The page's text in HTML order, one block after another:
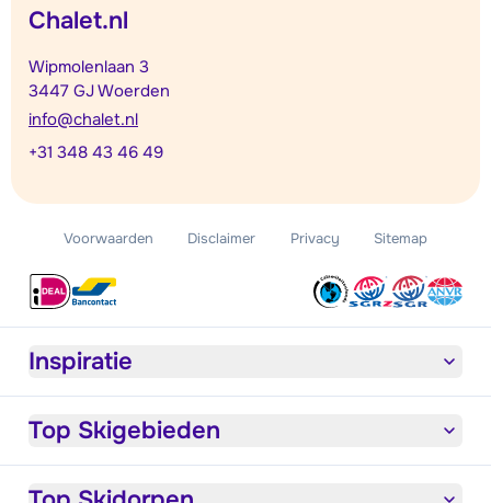
Chalet.nl
Wipmolenlaan 3
3447 GJ Woerden
info@chalet.nl
+31 348 43 46 49
Voorwaarden Disclaimer Privacy Sitemap
Inspiratie
Top Skigebieden